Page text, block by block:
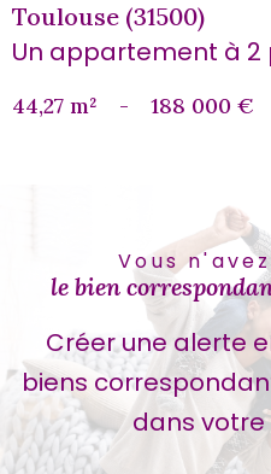
Toulouse (31500)
Un appartement à 2
44,27 m² - 188 000 €
Vous
le bien
Créer une alerte
biens
dans